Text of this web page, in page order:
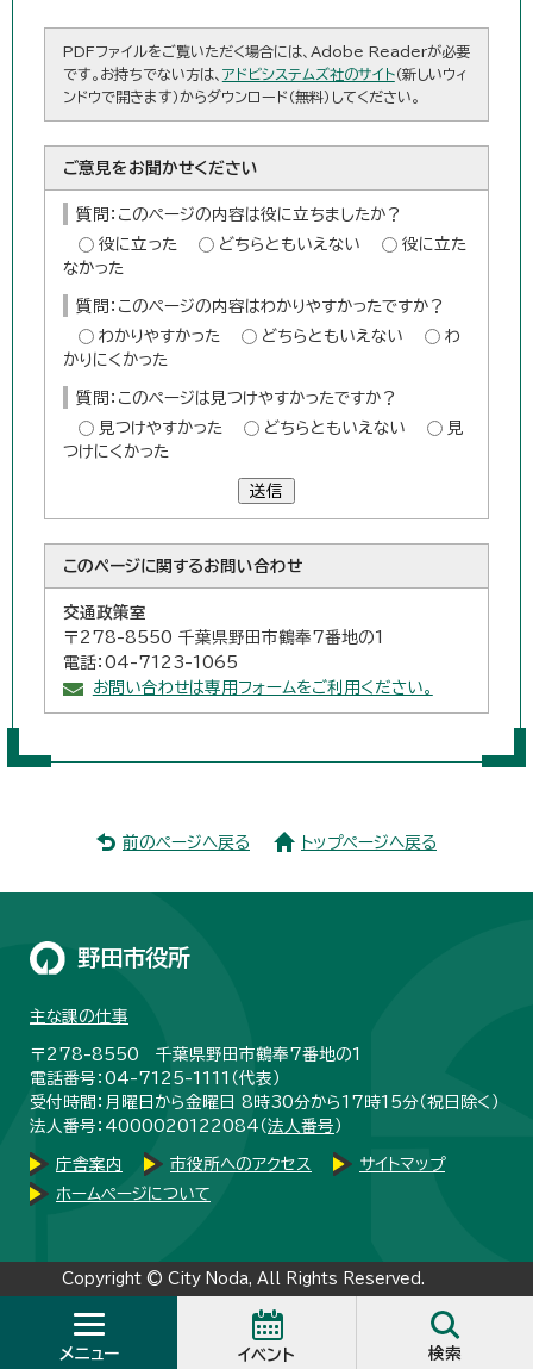
PDFファイルをご覧いただく場合には、Adobe Readerが必要
です。お持ちでない方は、 アドビシステムズ社のサイト（新しいウィ
ンドウで開きます）からダウンロード（無料）してください。
ご意見をお聞かせください
質問：このページの内容は役に立ちましたか？
役に立った
どちらともいえない
役に立た
なかった
質問：このページの内容はわかりやすかったですか？
わかりやすかった
どちらともいえない
わ
かりにくかった
質問：このページは見つけやすかったですか？
見つけやすかった
どちらともいえない
見
つけにくかった
送信
このページに関するお問い合わせ
交通政策室
〒278-8550 千葉県野田市鶴奉7番地の1
電話：04-7123-1065
お問い合わせは専用フォームをご利用ください。
前のページへ戻る トップページへ戻る
メニュー イベント 検索
野田市役所
主な課の仕事
〒278-8550 千葉県野田市鶴奉7番地の1
電話番号：04-7125-1111（代表）
受付時間：月曜日から金曜日 8時30分から17時15分（祝日除く）
法人番号：4000020122084（法人番号 ）
庁舎案内 市役所へのアクセス
サイトマップ
ホームページについて
Copyright © City Noda, All Rights Reserved.